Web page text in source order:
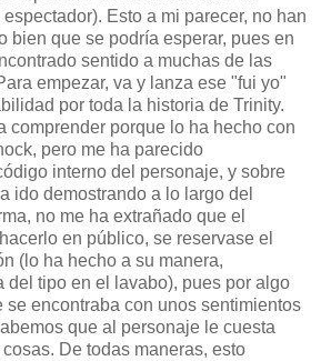
Esto a mi parecer, no han
bien que se podría esperar, pues en
sentido a muchas de las
empezar, va y lanza ese "fui yo"
por toda la historia de Trinity.
comprender porque lo ha hecho con
pero me ha parecido
interno del personaje, y sobre
ido demostrando a lo largo del
no me ha extrañado que el
en público, se reservase el
(lo ha hecho a su manera,
del tipo en el lavabo), pues por algo
se encontraba con unos sentimientos
que al personaje le cuesta
De todas maneras, esto